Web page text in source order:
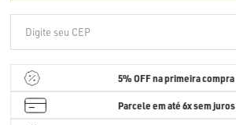
5% OFFna primeira compra
Parcele em até6x sem juros